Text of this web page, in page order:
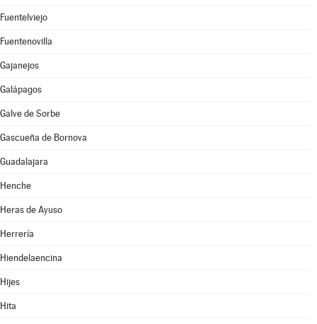
Fuentelviejo
Fuentenovilla
Gajanejos
Galápagos
Galve de Sorbe
Gascueña de Bornova
Guadalajara
Henche
Heras de Ayuso
Herrería
Hiendelaencina
Hijes
Hita